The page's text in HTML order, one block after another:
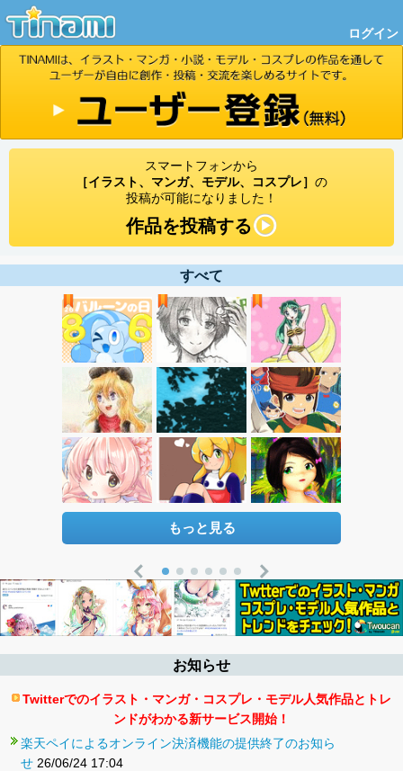
ログイン
スマートフォンから
［イラスト、マンガ、モデル、コスプレ］ の
投稿が可能になりました！
作品を投稿する
すべて
もっと見る
お知らせ
Twitterでのイラスト・マンガ・コスプレ・モデル人気作品とトレ
ンドがわかる新サービス開始！
楽天ペイによるオンライン決済機能の提供終了のお知ら
せ 26/06/24 17:04